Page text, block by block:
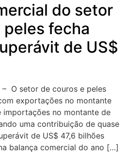
do setor
fecha
de US$
– O setor de couros e peles
exportações no montante
importações no montante de
uma contribuição de quase
de US$ 47,6 bilhões
balança comercial do ano […]